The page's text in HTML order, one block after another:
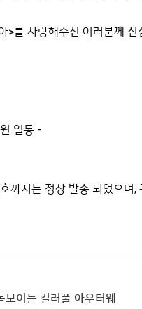
>를 사랑해주신 여러분께
일동 -
까지는 정상 발송 되었으며
중 하나가 바로 스타일
운데 센스 있는 스타일
기 마련이죠. 봄을 맞아
맞은 멋진 스타일이 결
는 길이 남을 명작이 될
이는 컬러풀 아우터웨